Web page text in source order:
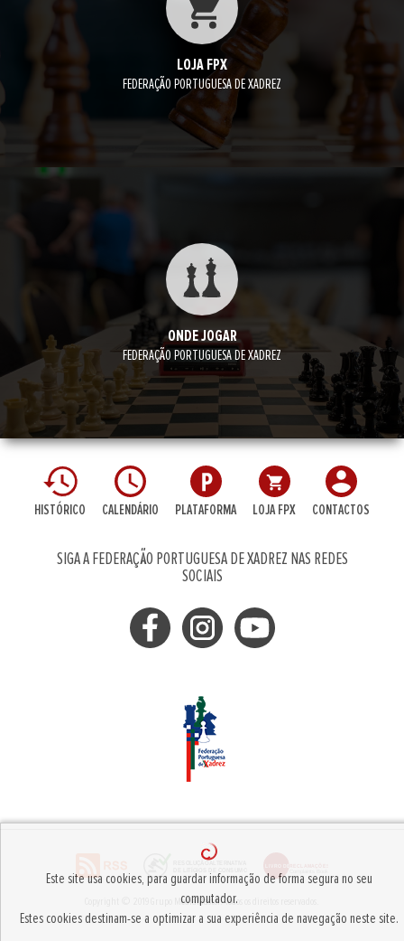
LOJA FPX
FEDERAÇÃO PORTUGUESA DE XADREZ
ONDE JOGAR
FEDERAÇÃO PORTUGUESA DE XADREZ
HISTÓRICO CALENDÁRIO PLATAFORMA LOJA FPX CONTACTOS
SIGA A FEDERAÇÃO PORTUGUESA DE XADREZ NAS REDES
SOCIAIS
Grupo MediaMaster.Todos os direitos reservados.
Este site usa cookies, para guardar informação de forma segura no seu
computador.
Estes cookies destinam-se a optimizar a sua experiência de navegação neste site.